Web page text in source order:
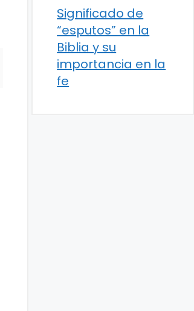
Significado de
“esputos” en la
Biblia y su
importancia en la
fe